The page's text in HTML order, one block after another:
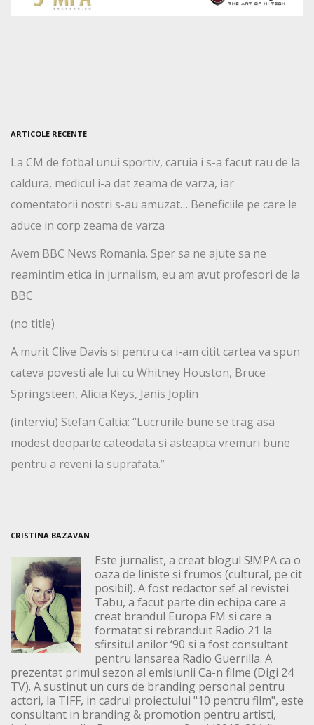
ARTICOLE RECENTE
La CM de fotbal unui sportiv, caruia i s-a facut rau de la
caldura, medicul i-a dat zeama de varza, iar
comentatorii nostri s-au amuzat… Beneficiile pe care le
aduce in corp zeama de varza
Avem BBC News Romania. Sper sa ne ajute sa ne
reamintim etica in jurnalism, eu am avut profesori de la
BBC
(no title)
A murit Clive Davis si pentru ca i-am citit cartea va spun
cateva povesti ale lui cu Whitney Houston, Bruce
Springsteen, Alicia Keys, Janis Joplin
(interviu) Stefan Caltia: “Lucrurile bune se trag asa
modest deoparte cateodata si asteapta vremuri bune
pentru a reveni la suprafata.”
CRISTINA BAZAVAN
Este jurnalist, a creat blogul S!MPA ca o
oaza de liniste si frumos (cultural, pe cit
posibil). A fost redactor sef al revistei
Tabu, a facut parte din echipa care a
creat brandul Europa FM si care a
formatat si rebranduit Radio 21 la
sfirsitul anilor ‘90 si a fost consultant
pentru lansarea Radio Guerrilla. A
prezentat primul sezon al emisiunii Ca-n filme (Digi 24
TV). A sustinut un curs de branding personal pentru
actori, la TIFF, in cadrul proiectului "10 pentru film", este
consultant in branding & promotion pentru artisti,